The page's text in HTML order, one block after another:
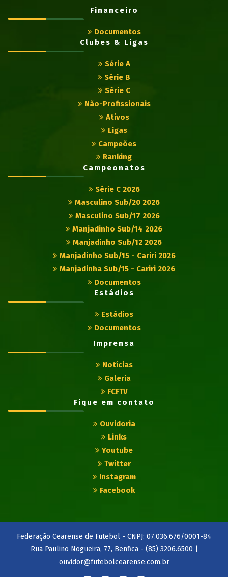
Financeiro
Documentos
Clubes & Ligas
Série A
Série B
Série C
Não-Profissionais
Ativos
Ligas
Campeões
Ranking
Campeonatos
Série C 2026
Masculino Sub/20 2026
Masculino Sub/17 2026
Manjadinho Sub/14 2026
Manjadinho Sub/12 2026
Manjadinho Sub/15 - Cariri 2026
Manjadinha Sub/15 - Cariri 2026
Documentos
Estádios
Estádios
Documentos
Imprensa
Notícias
Galeria
FCFTV
Fique em contato
Ouvidoria
Links
Youtube
Twitter
Instagram
Facebook
Federação Cearense de Futebol - CNPJ: 07.036.676/0001-84
Rua Paulino Nogueira, 77, Benfica - (85) 3206.6500 |
ouvidor@futebolcearense.com.br